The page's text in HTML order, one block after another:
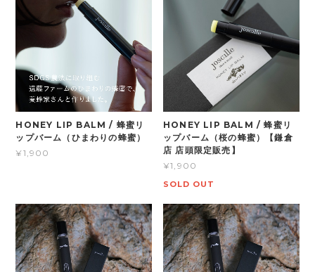
HONEY LIP BALM / 蜂蜜リ
ップバーム（ひまわりの蜂蜜）
¥1,900
HONEY LIP BALM / 蜂蜜リ
ップバーム（桜の蜂蜜）【鎌倉
店 店頭限定販売】
¥1,900
SOLD OUT